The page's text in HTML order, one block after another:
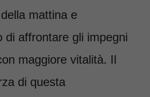
mattina e
di affrontare gli impegni
maggiore vitalità. Il
di questa